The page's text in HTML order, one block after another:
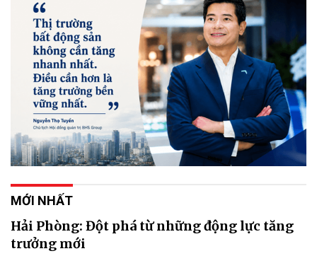
MỚI NHẤT
Hải Phòng: Đột phá từ những động lực tăng
trưởng mới